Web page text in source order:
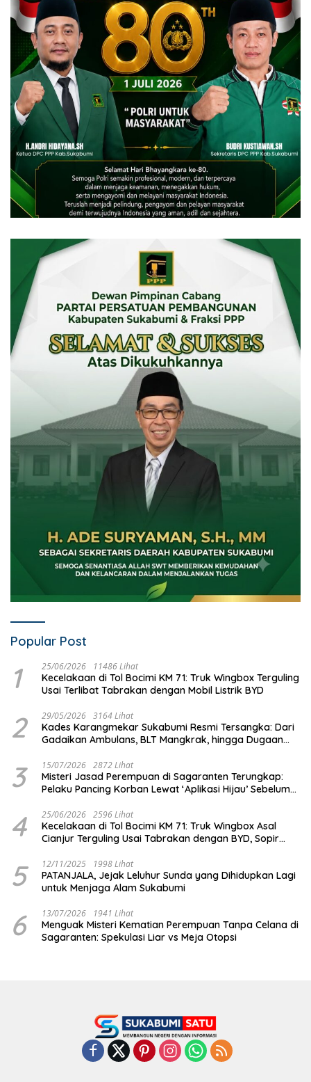
Popular Post
1 25/06/2026 11486 Lihat
Kecelakaan di Tol Bocimi KM 71: Truk Wingbox Terguling
Usai Terlibat Tabrakan dengan Mobil Listrik BYD
2 29/05/2026 3164 Lihat
Kades Karangmekar Sukabumi Resmi Tersangka: Dari
Gadaikan Ambulans, BLT Mangkrak, hingga Dugaan
3 15/07/2026 2872 Lihat
Misteri Jasad Perempuan di Sagaranten Terungkap:
Pelaku Pancing Korban Lewat ‘Aplikasi Hijau’ Sebelum
4 25/06/2026 2596 Lihat
Kecelakaan di Tol Bocimi KM 71: Truk Wingbox Asal
Cianjur Terguling Usai Tabrakan dengan BYD, Sopir
5 12/11/2025 1998 Lihat
PATANJALA, Jejak Leluhur Sunda yang Dihidupkan Lagi
untuk Menjaga Alam Sukabumi
6 13/07/2026 1941 Lihat
Menguak Misteri Kematian Perempuan Tanpa Celana di
Sagaranten: Spekulasi Liar vs Meja Otopsi